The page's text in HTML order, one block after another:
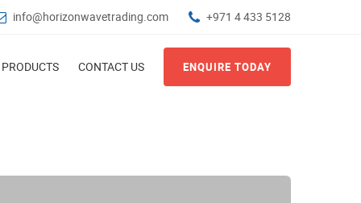
info@horizonwavetrading.com +971 4 433 5128
PRODUCTS CONTACT US ENQUIRE TODAY